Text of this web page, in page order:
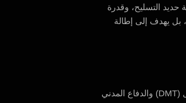
حديد التسليح، وقدرة
جديداً فحسب، بل يهدف إلى إطالة
. فلدى دائرة البلديات والنقل (DMT) والدفاع المدني